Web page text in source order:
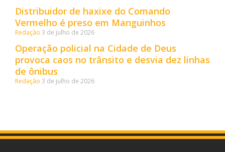
Distribuidor de haxixe do Comando
Vermelho é preso em Manguinhos
Redação 3 de julho de 2026
Operação policial na Cidade de Deus
provoca caos no trânsito e desvia dez linhas
de ônibus
Redação 3 de julho de 2026